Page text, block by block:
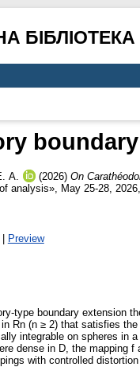
А. (2026) On
analysis», May 25-28,
Preview
type boundary extension
Rn (n ≥ 2) that satisfies
integrable on spheres in
dense in D, the mapping
with controlled